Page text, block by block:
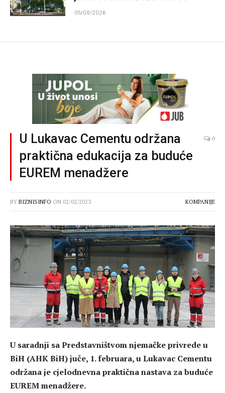
05/08/2026
U Lukavac Cementu održana
praktična edukacija za buduće
EUREM menadžere
0
BY BIZNISINFO ON 02/02/2023 KOMPANIJE
U saradnji sa Predstavništvom njemačke privrede u
BiH (AHK BiH) juče, 1. februara, u Lukavac Cementu
održana je cjelodnevna praktična nastava za buduće
EUREM menadžere.